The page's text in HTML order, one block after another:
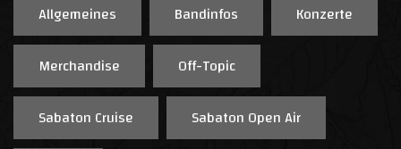
Allgemeines Bandinfos
Konzerte
Merchandise
Off-Topic
Sabaton Cruise
Sabaton Open Air